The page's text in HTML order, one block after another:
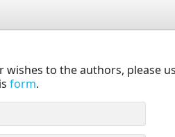
wishes to the authors, please
form.